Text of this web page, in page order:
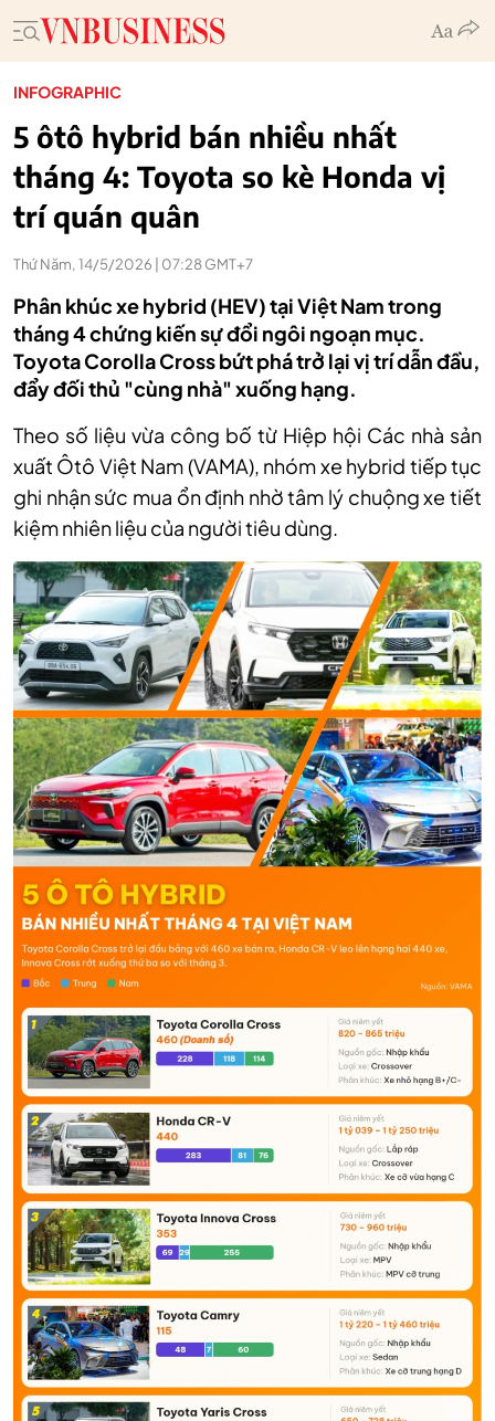
INFOGRAPHIC
5 ôtô hybrid bán nhiều nhất
tháng 4: Toyota so kè Honda vị
trí quán quân
Thứ Năm, 14/5/2026 | 07:28 GMT+7
Phân khúc xe hybrid (HEV) tại Việt Nam trong
tháng 4 chứng kiến sự đổi ngôi ngoạn mục.
Toyota Corolla Cross bứt phá trở lại vị trí dẫn đầu,
đẩy đối thủ "cùng nhà" xuống hạng.
Theo số liệu vừa công bố từ Hiệp hội Các nhà sản
xuất Ôtô Việt Nam (VAMA), nhóm xe hybrid tiếp tục
ghi nhận sức mua ổn định nhờ tâm lý chuộng xe tiết
kiệm nhiên liệu của người tiêu dùng.